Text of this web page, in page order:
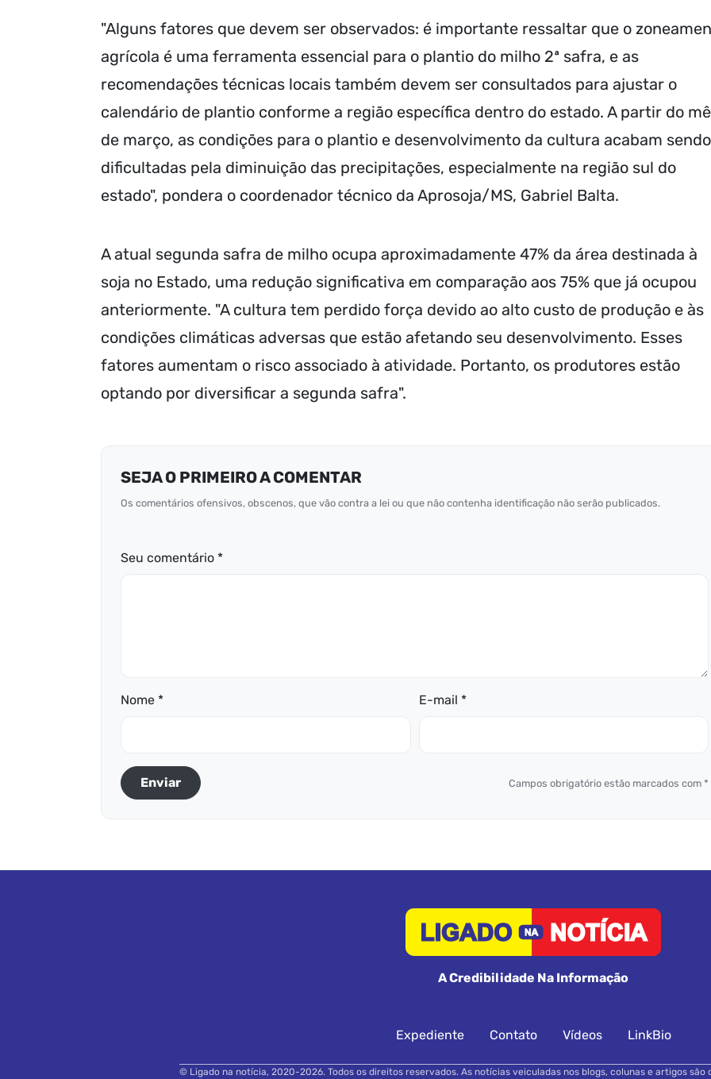
"Alguns fatores que devem ser observados: é importante ressaltar que o
agrícola é uma ferramenta essencial para o plantio do milho 2ª safra, e as
recomendações técnicas locais também devem ser consultados para ajustar o
calendário de plantio conforme a região específica dentro do estado. A partir do
de março, as condições para o plantio e desenvolvimento da cultura acabam sendo
dificultadas pela diminuição das precipitações, especialmente na região sul do
estado", pondera o coordenador técnico da Aprosoja/MS, Gabriel Balta.
A atual segunda safra de milho ocupa aproximadamente 47% da área destinada à
soja no Estado, uma redução significativa em comparação aos 75% que já ocupou
anteriormente. "A cultura tem perdido força devido ao alto custo de produção e às
condições climáticas adversas que estão afetando seu desenvolvimento. Esses
fatores aumentam o risco associado à atividade. Portanto, os produtores estão
optando por diversificar a segunda safra".
SEJA O PRIMEIRO A COMENTAR
Os comentários ofensivos, obscenos, que vão contra a lei ou que não contenha identificação não serão publicados.
Seu comentário *
Nome * E-mail *
Enviar Campos obrigatório estão marcados com *
A Credibilidade Na Informação
Expediente Contato Vídeos LinkBio
© Ligado na notícia, 2020-2026. Todos os direitos reservados. As notícias veiculadas nos blogs, colunas e artigos são